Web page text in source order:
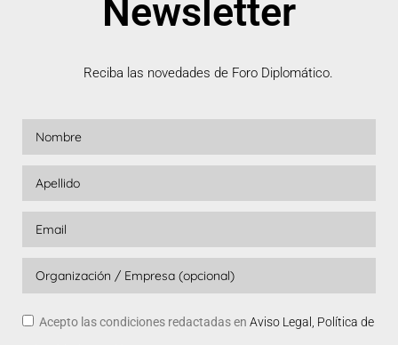
Newsletter
Reciba las novedades de Foro Diplomático.
Acepto las condiciones redactadas en Aviso Legal, Política de